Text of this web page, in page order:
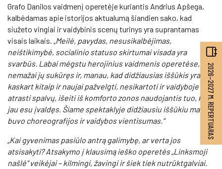
Grafo Danilos vaidmenį operetėje kuriantis Andrius Apšega,
kalbėdamas apie istorijos aktualumą šiandien sako, kad
siužeto vingiai ir vaidybinis scenų turinys yra suprantamas
visais laikais. „Meilė, pavydas, nesusikalbėjimas,
neištikimybė, socialinio statuso skirtumai visada yra
svarbūs. Labai mėgstu herojinius vaidmenis operetėse, esu
nemažai jų sukūręs ir, manau, kad didžiausias iššūkis yra
kaskart kitaip ir naujai pažvelgti, nesikartoti ir vaidyboje
atrasti spalvų, išeiti iš komforto zonos naudojantis tuo, ką
jau esu įvaldęs. Šiame spektaklyje didžiausiu iššūkiu man
buvo choreografijos ir vaidybos vientisumas.“
„Kai gyvenimas pasiūlo antrą galimybę, ar verta jos
atsisakyti? Atsakymo į klausimą ieško operetės „Linksmoji
našlė“ veikėjai – kilmingi, žavingi ir šiek tiek nutrūktgalviai.
2026–2027 M. REPERTUARAS